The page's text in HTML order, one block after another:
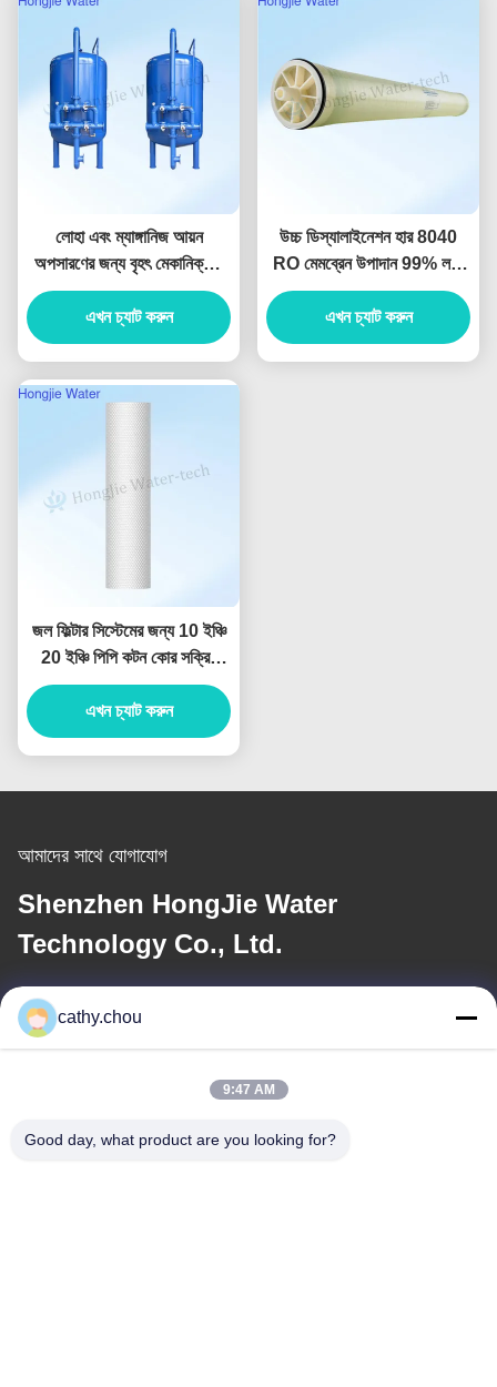
লোহা এবং ম্যাঙ্গানিজ আয়ন
অপসারণের জন্য বৃহৎ মেকানিক্যাল
50T/H কার্বন স্টিল ফিল্টার
এখন চ্যাট করুন
উচ্চ ডিস্যালাইনেশন হার 8040
RO মেমব্রেন উপাদান 99% লবণ
প্রত্যাখ্যান সহ
এখন চ্যাট করুন
জল ফিল্টার সিস্টেমের জন্য 10 ইঞ্চি
20 ইঞ্চি পিপি কটন কোর সক্রিয়
কার্বন ফিল্টার
এখন চ্যাট করুন
আমাদের সাথে যোগাযোগ
Shenzhen HongJie Water
Technology Co., Ltd.
ই-মেইল
cathy@szhjwater.com
আমাদের ঠিকানা
cathy.chou
9:47 AM
Good day, what product are you looking for?